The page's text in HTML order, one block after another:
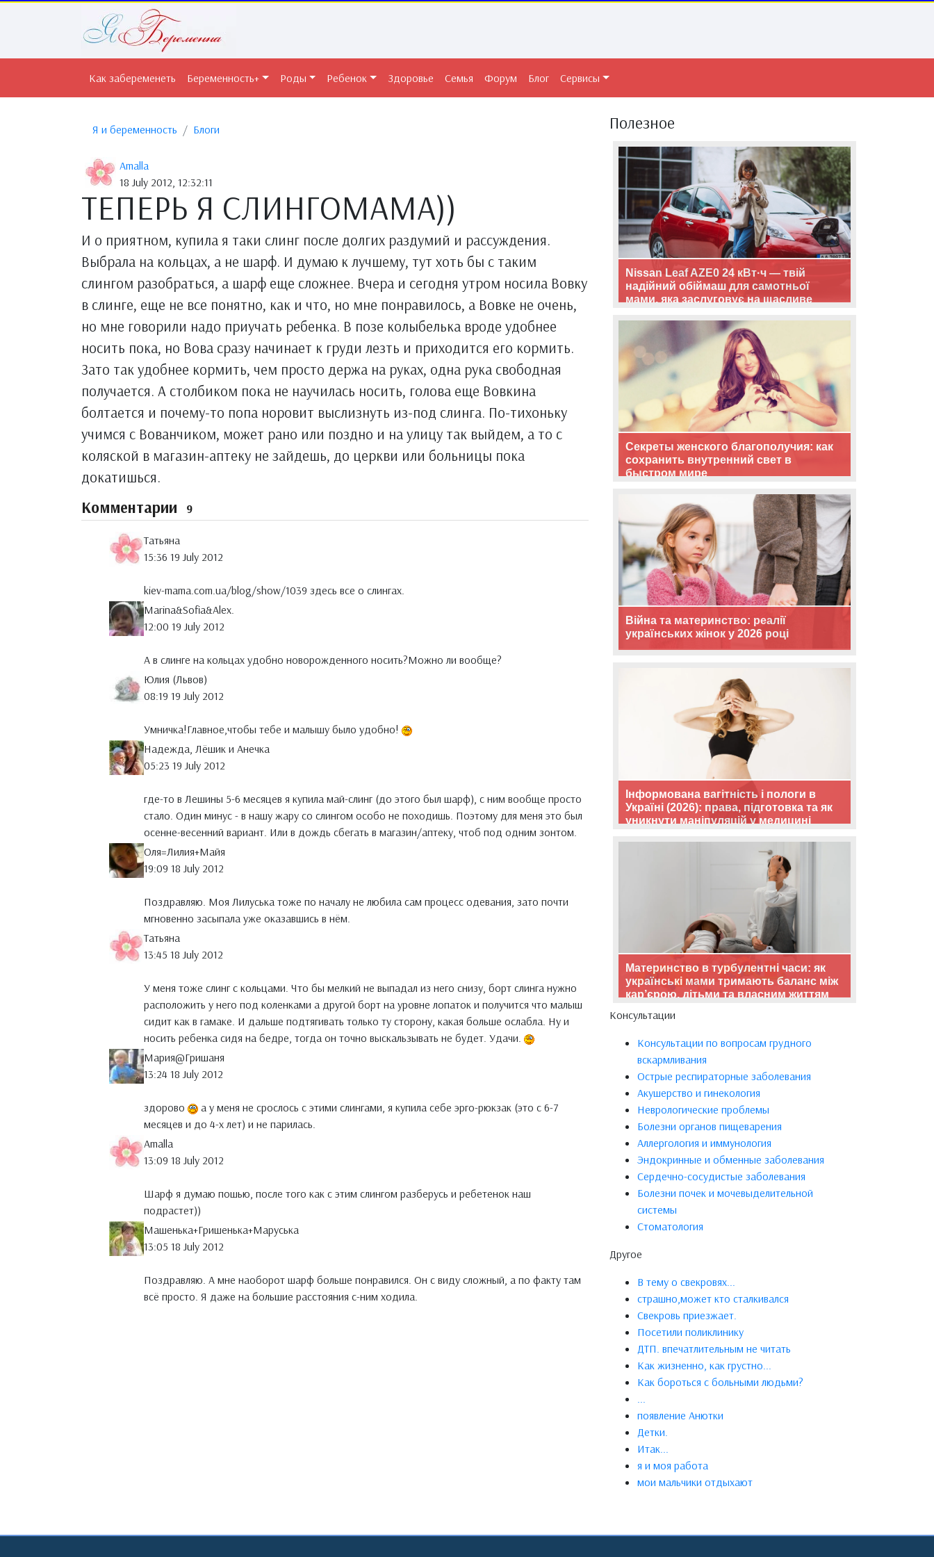
Как забеременеть Беременность+ Роды Ребенок Здоровье Семья Форум Блог Сервисы
Я и беременность Блоги
Amalla
18 July 2012, 12:32:11
ТЕПЕРЬ Я СЛИНГОМАМА))
И о приятном, купила я таки слинг после долгих раздумий и рассуждения.
Выбрала на кольцах, а не шарф. И думаю к лучшему, тут хоть бы с таким
слингом разобраться, а шарф еще сложнее. Вчера и сегодня утром носила Вовку
в слинге, еще не все понятно, как и что, но мне понравилось, а Вовке не очень,
но мне говорили надо приучать ребенка. В позе колыбелька вроде удобнее
носить пока, но Вова сразу начинает к груди лезть и приходится его кормить.
Зато так удобнее кормить, чем просто держа на руках, одна рука свободная
получается. А столбиком пока не научилась носить, голова еще Вовкина
болтается и почему-то попа норовит выслизнуть из-под слинга. По-тихоньку
учимся с Вованчиком, может рано или поздно и на улицу так выйдем, а то с
коляской в магазин-аптеку не зайдешь, до церкви или больницы пока
докатишься.
Комментарии 9
Татьяна
15:36 19 July 2012
kiev-mama.com.ua/blog/show/1039 здесь все о слингах.
Marina&Sofia&Alex.
12:00 19 July 2012
А в слинге на кольцах удобно новорожденного носить?Можно ли вообще?
Юлия (Львов)
08:19 19 July 2012
Умничка!Главное,чтобы тебе и малышу было удобно!
Надежда, Лёшик и Анечка
05:23 19 July 2012
где-то в Лешины 5-6 месяцев я купила май-слинг (до этого был шарф), с ним вообще просто
стало. Один минус - в нашу жару со слингом особо не походишь. Поэтому для меня это был
осенне-весенний вариант. Или в дождь сбегать в магазин/аптеку, чтоб под одним зонтом.
Оля=Лилия+Майя
19:09 18 July 2012
Поздравляю. Моя Лилуська тоже по началу не любила сам процесс одевания, зато почти
мгновенно засыпала уже оказавшись в нём.
Татьяна
13:45 18 July 2012
У меня тоже слинг с кольцами. Что бы мелкий не выпадал из него снизу, борт слинга нужно
расположить у него под коленками а другой борт на уровне лопаток и получится что малыш
сидит как в гамаке. И дальше подтягивать только ту сторону, какая больше ослабла. Ну и
носить ребенка сидя на бедре, тогда он точно выскальзывать не будет. Удачи.
Мария@Гришаня
13:24 18 July 2012
здорово
а у меня не срослось с этими слингами, я купила себе эрго-рюкзак (это с 6-7
месяцев и до 4-х лет) и не парилась.
Amalla
13:09 18 July 2012
Шарф я думаю пошью, после того как с этим слингом разберусь и ребетенок наш
подрастет))
Машенька+Гришенька+Маруська
13:05 18 July 2012
Поздравляю. А мне наоборот шарф больше понравился. Он с виду сложный, а по факту там
всё просто. Я даже на большие расстояния с-ним ходила.
Полезное
Nissan Leaf AZE0 24 кВт·ч — твій
надійний обіймаш для самотньої
мами, яка заслуговує на щасливе
Секреты женского благополучия: как
сохранить внутренний свет в
быстром мире
Війна та материнство: реалії
українських жінок у 2026 році
Інформована вагітність і пологи в
Україні (2026): права, підготовка та як
уникнути маніпуляцій у медицині
Материнство в турбулентні часи: як
українські мами тримають баланс між
кар’єрою, дітьми та власним життям
Консультации
Консультации по вопросам грудного
вскармливания
Острые респираторные заболевания
Акушерство и гинекология
Неврологические проблемы
Болезни органов пищеварения
Аллергология и иммунология
Эндокринные и обменные заболевания
Сердечно-сосудистые заболевания
Болезни почек и мочевыделительной
системы
Стоматология
Другое
В тему о свекровях...
страшно,может кто сталкивался
Свекровь приезжает.
Посетили поликлинику
ДТП. впечатлительным не читать
Как жизненно, как грустно...
Как бороться с больными людьми?
...
появление Анютки
Детки.
Итак...
я и моя работа
мои мальчики отдыхают